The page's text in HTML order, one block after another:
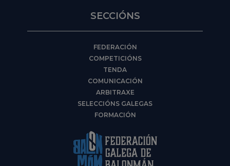
SECCIÓNS
FEDERACIÓN
COMPETICIÓNS
TENDA
COMUNICACIÓN
ARBITRAXE
SELECCIÓNS GALEGAS
FORMACIÓN